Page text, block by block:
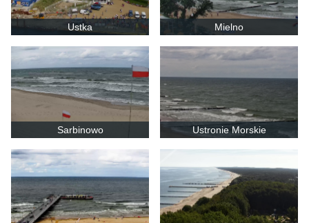
Ustka Mielno
Sarbinowo Ustronie Morskie